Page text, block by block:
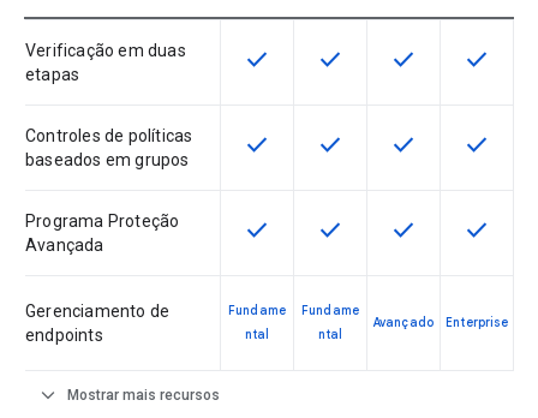
Verificação em duas
etapas
Este recurso está disponível para
check Este recurso está
check Este recurso
check Este
check
Controles de políticas
baseados em grupos
Este recurso está disponível para
check Este recurso está
check Este recurso
check Este
check
Programa Proteção
Avançada
Este recurso está disponível para
check Este recurso está
check Este recurso
check Este
check
Gerenciamento de
endpoints
Fundame
ntal
Fundame
ntal
Avançado Enterprise
expand_more Mostrar mais recursos